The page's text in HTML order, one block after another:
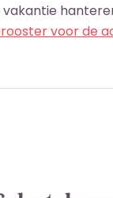
voor de